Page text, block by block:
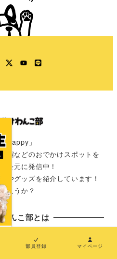
TwitterYouTube
LINE
Happy」
宿などのおでかけスポットを
を元に発信中！
やグッズを紹介しています！
こうか？
んこ部とは
部員登録 マイページ